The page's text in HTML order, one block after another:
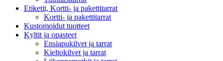
Etiketit, Kortti- ja pakettitarrat
Kortti- ja pakettitarrat
Kustomoidut tuotteet
Kyltit ja opasteet
Ensiapukilvet ja tarrat
Kieltokilvet ja tarrat